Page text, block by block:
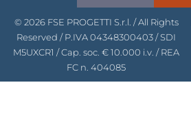
© 2026 FSE PROGETTI S.r.l. / All Rights
Reserved / P.IVA 04348300403 / SDI
M5UXCR1 / Cap. soc. € 10.000 i.v. / REA
FC n. 404085